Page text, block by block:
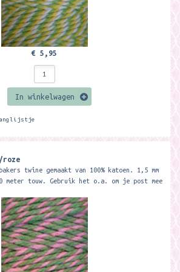
€ 5,95
In winkelwagen
roze
twine gemaakt van 100% katoen. 1,5 mm
touw. Gebruik het o.a. om je post mee